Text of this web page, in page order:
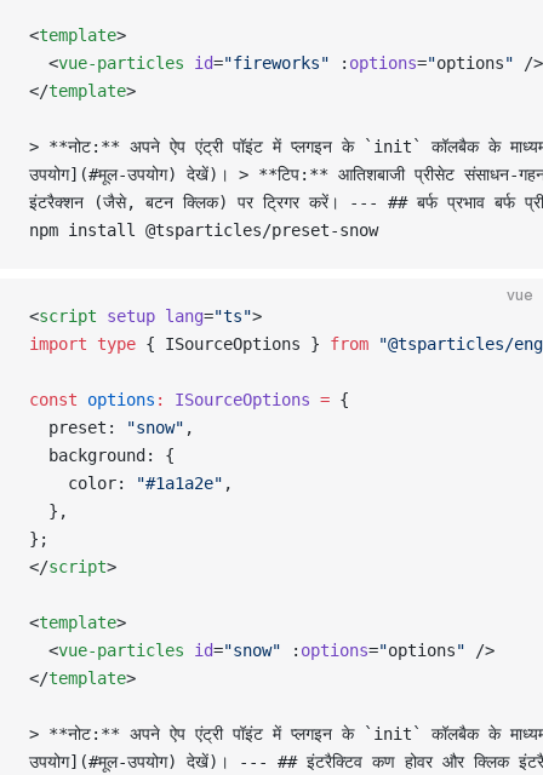
<template>
  <
vue-particles id="fireworks" : options="options" />
</template>
> **नोट:** अपने ऐप एंट्री पॉइंट में प्लगइन के `init` कॉलबैक के
उपयोग](#मूल-उपयोग) देखें)। > **टिप:** आतिशबाजी प्रीसेट
इंटरैक्शन (जैसे, बटन क्लिक) पर ट्रिगर करें। --- ## बर्फ प्रभाव बर्फ
npm install @tsparticles/preset-snow
vue
<script setup lang="ts">
import type { ISourceOptions } from "@tsparticles/
const options : ISourceOptions = {
  preset:
"snow" ,
  background: {
    color:
"#1a1a2e" ,
  },
};
</script>
<template>
  <
vue-particles id="snow" : options="options" />
</template>
> **नोट:** अपने ऐप एंट्री पॉइंट में प्लगइन के `init` कॉलबैक के
उपयोग](#मूल-उपयोग) देखें)। --- ## इंटरैक्टिव कण होवर और क्लिक